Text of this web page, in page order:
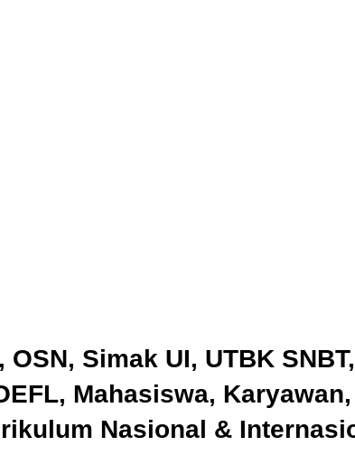
Simak UI, UTBK
Mahasiswa,
Nasional &